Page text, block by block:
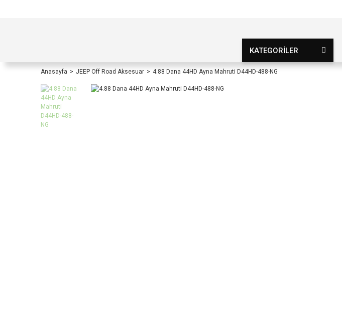
KATEGORİLER
Anasayfa JEEP Off Road Aksesuar 4.88 Dana 44HD Ayna Mahruti D44HD-488-NG